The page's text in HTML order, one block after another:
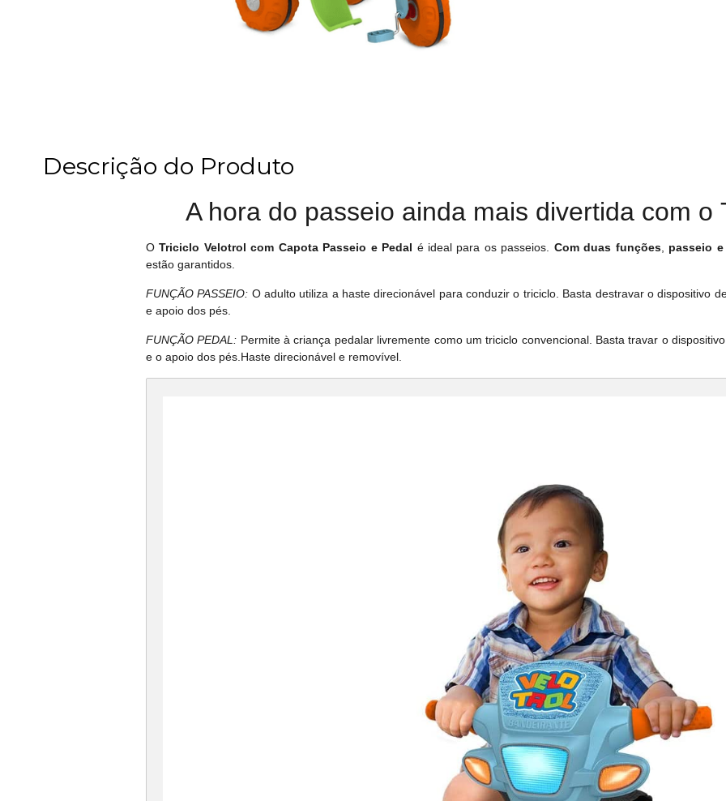
Descrição do Produto
A hora do passeio ainda mais divertida com o
O Triciclo Velotrol com Capota Passeio e Pedal é ideal para os passeios. Com duas funções, passeio e
estão garantidos.
FUNÇÃO PASSEIO: O adulto utiliza a haste direcionável para conduzir o triciclo. Basta destravar o dispositivo
e apoio dos pés.
FUNÇÃO PEDAL: Permite à criança pedalar livremente como um triciclo convencional. Basta travar o
e o apoio dos pés.Haste direcionável e removível.